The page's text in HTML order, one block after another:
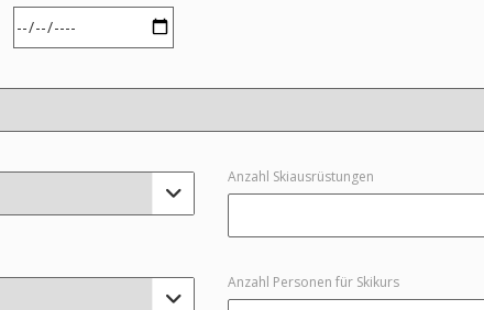

Anzahl Skiausrüstungen

Anzahl Personen für Skikurs